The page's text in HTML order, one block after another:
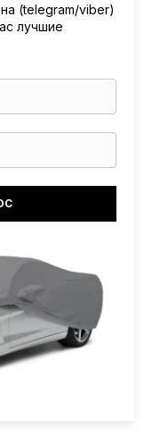
(telegram/viber)
лучшие